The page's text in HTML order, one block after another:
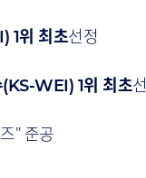
1위 최초선정
WEI) 1위 최초선
” 준공